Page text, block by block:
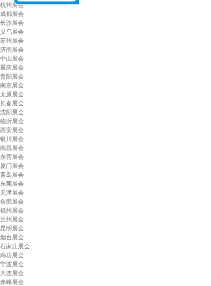
杭州展会
成都展会
长沙展会
义乌展会
苏州展会
济南展会
中山展会
重庆展会
贵阳展会
南京展会
太原展会
长春展会
沈阳展会
临沂展会
西安展会
银川展会
南昌展会
东营展会
厦门展会
青岛展会
东莞展会
天津展会
合肥展会
福州展会
兰州展会
昆明展会
烟台展会
石家庄展会
廊坊展会
宁波展会
大连展会
赤峰展会